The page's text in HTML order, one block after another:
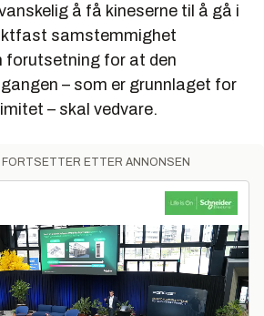
å få kineserne til å gå i
samstemmighet
forutsetning for at den
– som er grunnlaget for
– skal vedvare.
FORTSETTER ETTER ANNONSEN